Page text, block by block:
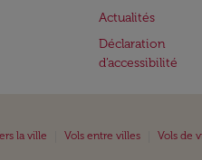
Actualités
Déclaration
d’accessibilité
la ville Vols entre villes Vols de